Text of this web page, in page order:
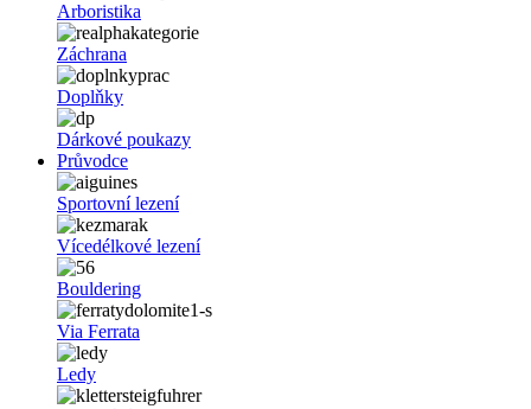
Arboristika
Záchrana
Doplňky
Dárkové poukazy
Průvodce
Sportovní lezení
Vícedélkové lezení
Bouldering
Via Ferrata
Ledy